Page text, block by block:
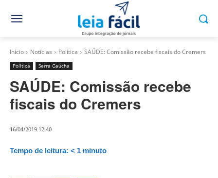
Início Notícias Política SAÚDE: Comissão recebe fiscais do Cremers
Política Serra Gaúcha
SAÚDE: Comissão recebe
fiscais do Cremers
16/04/2019 12:40
Tempo de leitura: < 1 minuto